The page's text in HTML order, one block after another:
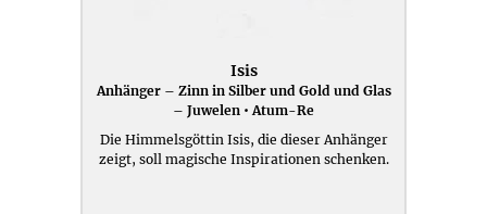
Isis
Anhänger – Zinn in Silber und Gold und Glas
– Juwelen • Atum-Re
Die Himmelsgöttin Isis, die dieser Anhänger
zeigt, soll magische Inspirationen schenken.